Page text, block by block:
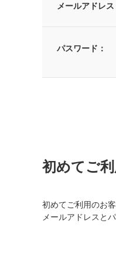
メールアドレス
パスワード：
初めてご
初めてご利用のお
メールアドレスと